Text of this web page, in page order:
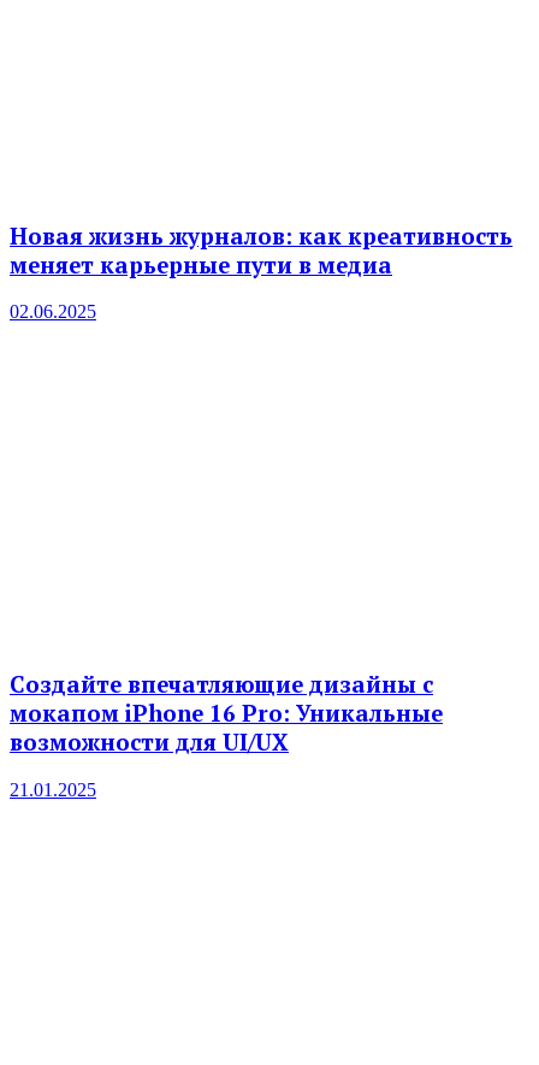
Новая жизнь журналов: как креативность
меняет карьерные пути в медиа
02.06.2025
Создайте впечатляющие дизайны с
мокапом iPhone 16 Pro: Уникальные
возможности для UI/UX
21.01.2025